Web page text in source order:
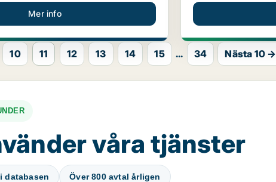
Mer info
10 11 12 13 14 15 ... 34 Nästa 10 →
våra tjänster
databasen Över 800 avtal årligen